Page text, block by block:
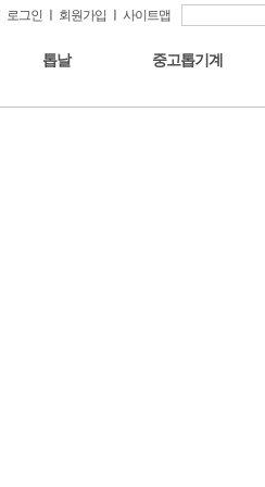
로그인 회원가입 사이트맵
톱날 중고톱기계